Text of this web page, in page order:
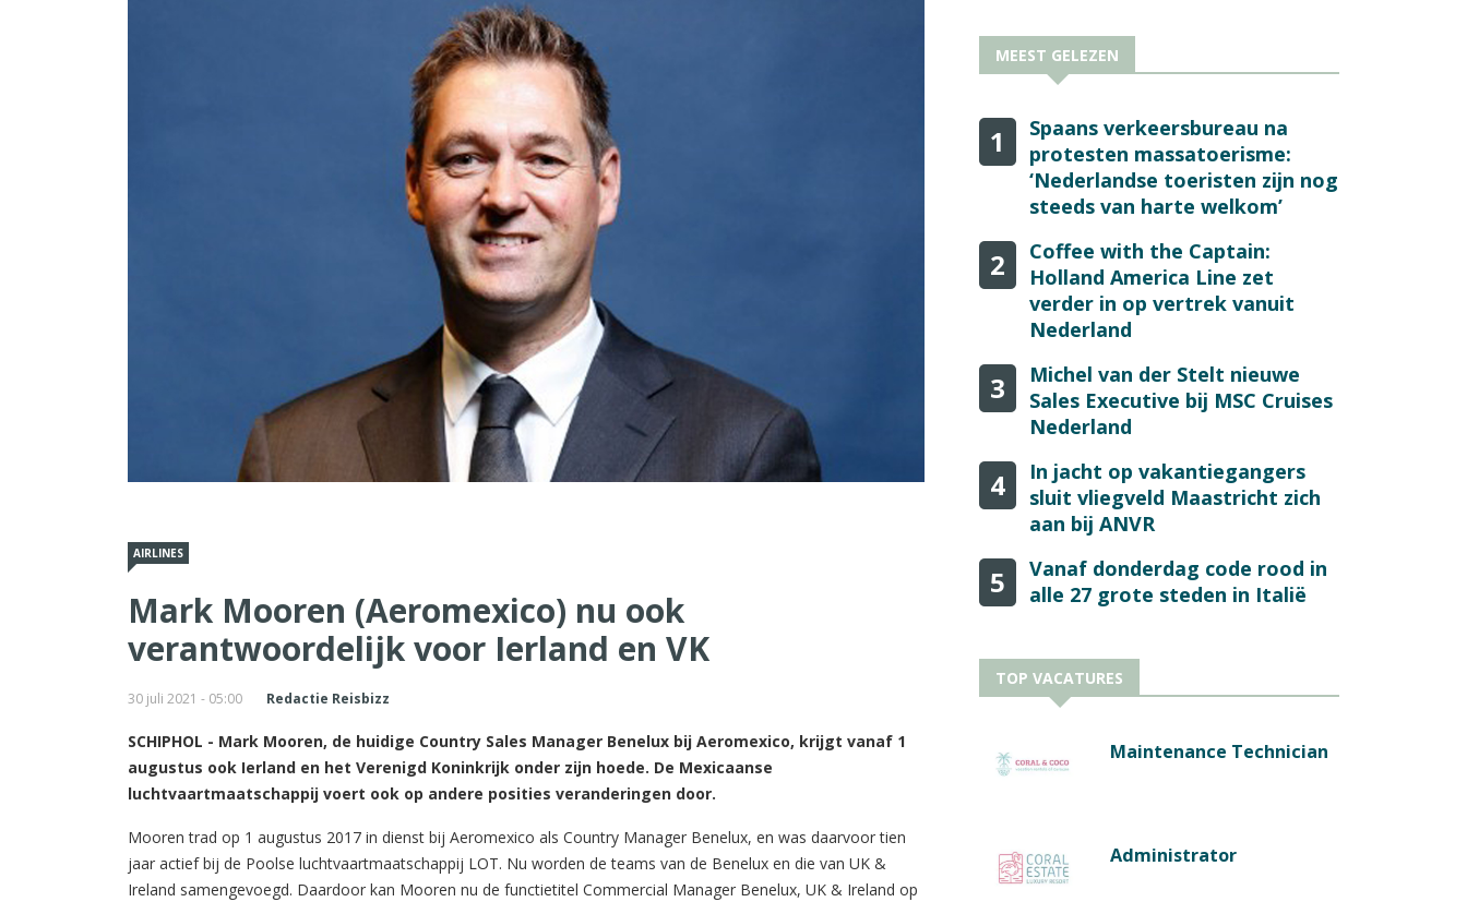
AIRLINES
Mark Mooren (Aeromexico) nu ook
verantwoordelijk voor Ierland en VK
30 juli 2021 - 05:00 Redactie Reisbizz
SCHIPHOL - Mark Mooren, de huidige Country Sales Manager Benelux bij Aeromexico, krijgt vanaf 1
augustus ook Ierland en het Verenigd Koninkrijk onder zijn hoede. De Mexicaanse
luchtvaartmaatschappij voert ook op andere posities veranderingen door.
Mooren trad op 1 augustus 2017 in dienst bij Aeromexico als Country Manager Benelux, en was daarvoor tien
jaar actief bij de Poolse luchtvaartmaatschappij LOT. Nu worden de teams van de Benelux en die van UK &
Ireland samengevoegd. Daardoor kan Mooren nu de functietitel Commercial Manager Benelux, UK & Ireland op
MEEST GELEZEN
1
Spaans verkeersbureau na
protesten massatoerisme:
‘Nederlandse toeristen zijn nog
steeds van harte welkom’
2
Coffee with the Captain:
Holland America Line zet
verder in op vertrek vanuit
Nederland
3
Michel van der Stelt nieuwe
Sales Executive bij MSC Cruises
Nederland
4
In jacht op vakantiegangers
sluit vliegveld Maastricht zich
aan bij ANVR
5
Vanaf donderdag code rood in
alle 27 grote steden in Italië
TOP VACATURES
Maintenance Technician
Administrator